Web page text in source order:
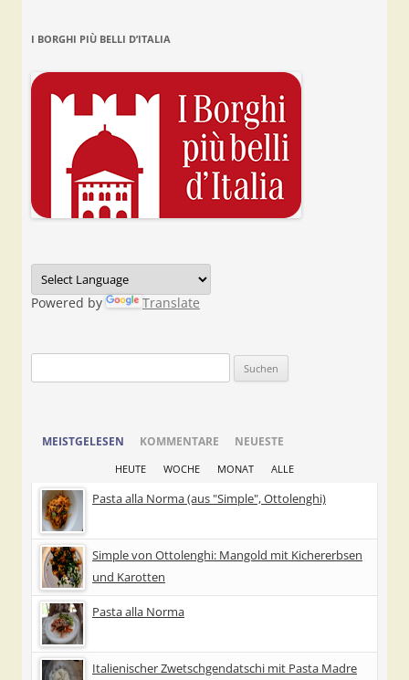
I BORGHI PIÙ BELLI D’ITALIA
Powered by Translate
nach:
MEISTGELESEN KOMMENTARE NEUESTE
HEUTE WOCHE MONAT ALLE
Pasta alla Norma (aus "Simple", Ottolenghi)
Simple von Ottolenghi: Mangold mit Kichererbsen
und Karotten
Pasta alla Norma
Italienischer Zwetschgendatschi mit Pasta Madre